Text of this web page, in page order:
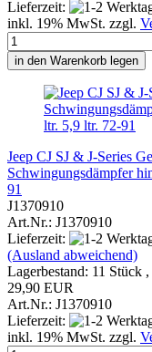
Lieferzeit:
inkl. 19% MwSt. zzgl.
in den Warenkorb legen
Jeep CJ SJ & J-Series
Schwingungsdämpfer
91
J1370910
Art.Nr.: J1370910
Lieferzeit:
(Ausland abweichend)
Lagerbestand: 11 Stück
29,90 EUR
Art.Nr.: J1370910
Lieferzeit:
inkl. 19% MwSt. zzgl.